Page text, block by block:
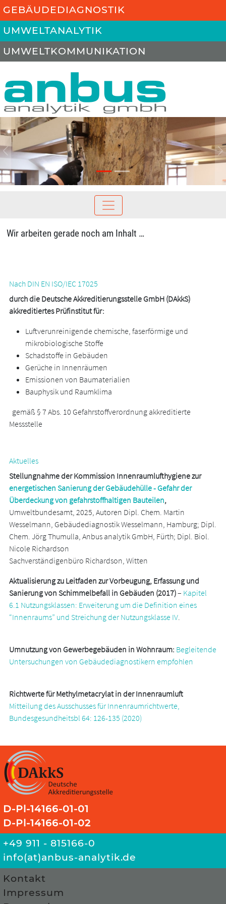
GEBÄUDEDIAGNOSTIK
UMWELTANALYTIK
UMWELTKOMMUNIKATION
Previous
Wir arbeiten gerade noch am Inhalt …
Nach DIN EN ISO/IEC 17025
durch die Deutsche Akkreditierungsstelle GmbH (DAkkS)
akkreditiertes Prüfinstitut für:
L uftverunreinigende chemische, faserförmige und
mikrobiologische Stoffe
Schadstoffe in Gebäuden
Gerüche in Innenräumen
Emissionen von Baumaterialien
Bauphysik und Raumklima
gemäß § 7 Abs. 10 Gefahrstoffverordnung akkreditierte
Messstelle
Aktuelles
Stellungnahme der Kommission Innenraumlufthygiene zur
energetischen Sanierung der Gebäudehülle - Gefahr der
Überdeckung von gefahrstoffhaltigen Bauteilen,
Umweltbundesamt, 2025, Autoren Dipl. Chem. Martin
Wesselmann, Gebäudediagnostik Wesselmann, Hamburg; Dipl.
Chem. Jörg Thumulla, Anbus analytik GmbH, Fürth; Dipl. Biol.
Nicole Richardson
Sachverständigenbüro Richardson, Witten
Aktualisierung zu Leitfaden zur Vorbeugung, Erfassung und
Sanierung von Schimmelbefall in Gebäuden (2017)– Kapitel
6.1 Nutzungsklassen: Erweiterung um die Definition eines
“Innenraums” und Streichung der Nutzungsklasse IV.
Umnutzung von Gewerbegebäuden in Wohnraum: Begleitende
Untersuchungen von Gebäudediagnostikern empfohlen
Richtwerte für Methylmetacrylat in der Innenraumluft
Mitteilung des Ausschusses für Innenraumrichtwerte,
Bundesgesundheitsbl 64: 126-135 (2020)
D-Pl-14166-01-01
D-Pl-14166-01-02
+49 911 - 815166-0
info(at)anbus-analytik.de
Kontakt
Impressum